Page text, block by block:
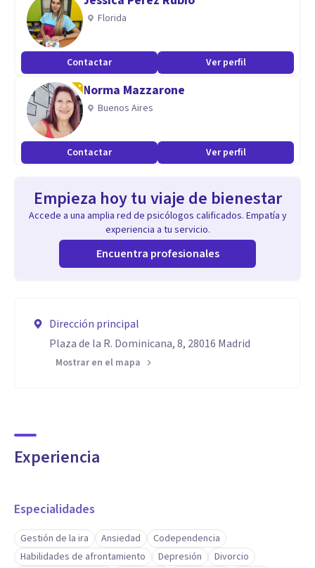
Florida
Contactar Ver perfil
Norma Mazzarone
Buenos Aires
Contactar Ver perfil
Empieza hoy tu viaje de bienestar
Accede a una amplia red de psicólogos calificados. Empatía y
experiencia a tu servicio.
Encuentra profesionales
Dirección principal
Plaza de la R. Dominicana, 8, 28016 Madrid
Mostrar en el mapa
Experiencia
Especialidades
Gestión de la ira Ansiedad
Codependencia
Habilidades de afrontamiento
Depresión
Divorcio